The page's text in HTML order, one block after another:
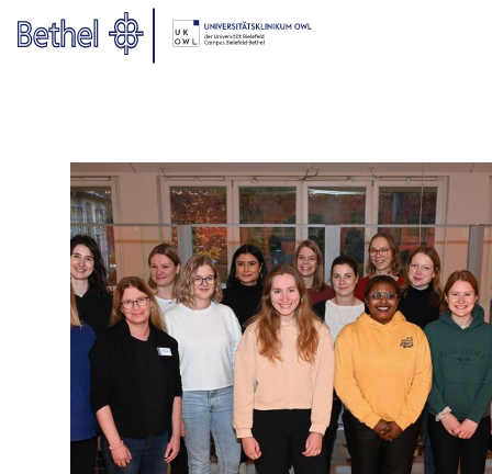
Zum Hauptinhalt springen
Zur Fußzeile springen